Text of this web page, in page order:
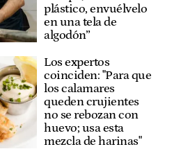
plástico, envuélvelo
en una tela de
algodón”
Los expertos
coinciden: "Para que
los calamares
queden crujientes
no se rebozan con
huevo; usa esta
mezcla de harinas"